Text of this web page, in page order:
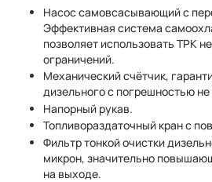
Насос самовсасывающий с
Эффективная система
позволяет использовать ТРК
ограничений.
Механический счётчик,
дизельного с погрешностью не
Напорный рукав.
Топливораздаточный кран с
Фильтр тонкой очистки
микрон, значительно
на выходе.